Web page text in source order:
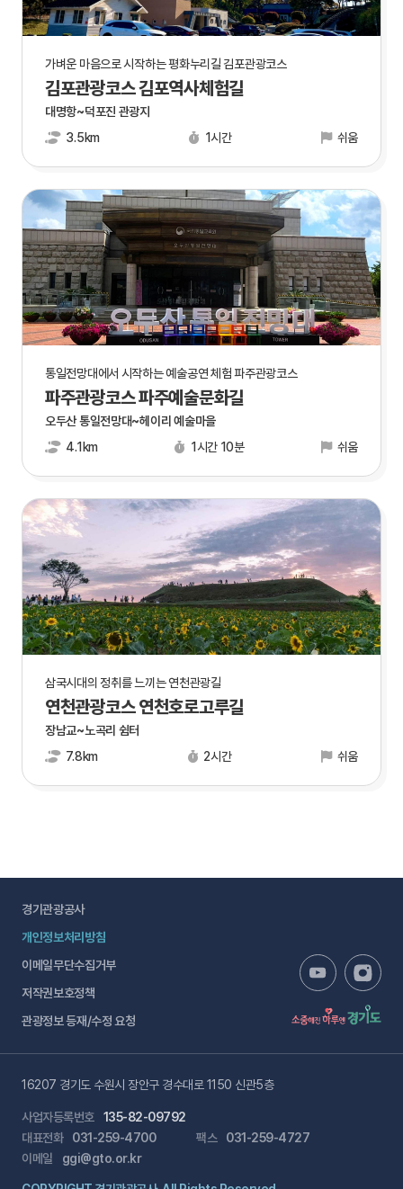
가벼운 마음으로 시작하는 평화누리길 김포관광코스
김포관광코스 김포역사체험길
대명항~덕포진 관광지
3.5km
1시간 쉬움
통일전망대에서 시작하는 예술공연 체험 파주관광코스
파주관광코스 파주예술문화길
오두산 통일전망대~헤이리 예술마을
4.1km
1시간 10분 쉬움
삼국시대의 정취를 느끼는 연천관광길
연천관광코스 연천호로고루길
장남교~노곡리 쉼터
7.8km
2시간 쉬움
경기관광공사
개인정보처리방침
이메일무단수집거부
저작권보호정책
관광정보 등재/수정 요청
16207 경기도 수원시 장안구 경수대로 1150 신관5층
사업자등록번호
135-82-09792
대표전화
031-259-4700 팩스
031-259-4727
이메일
ggi@gto.or.kr